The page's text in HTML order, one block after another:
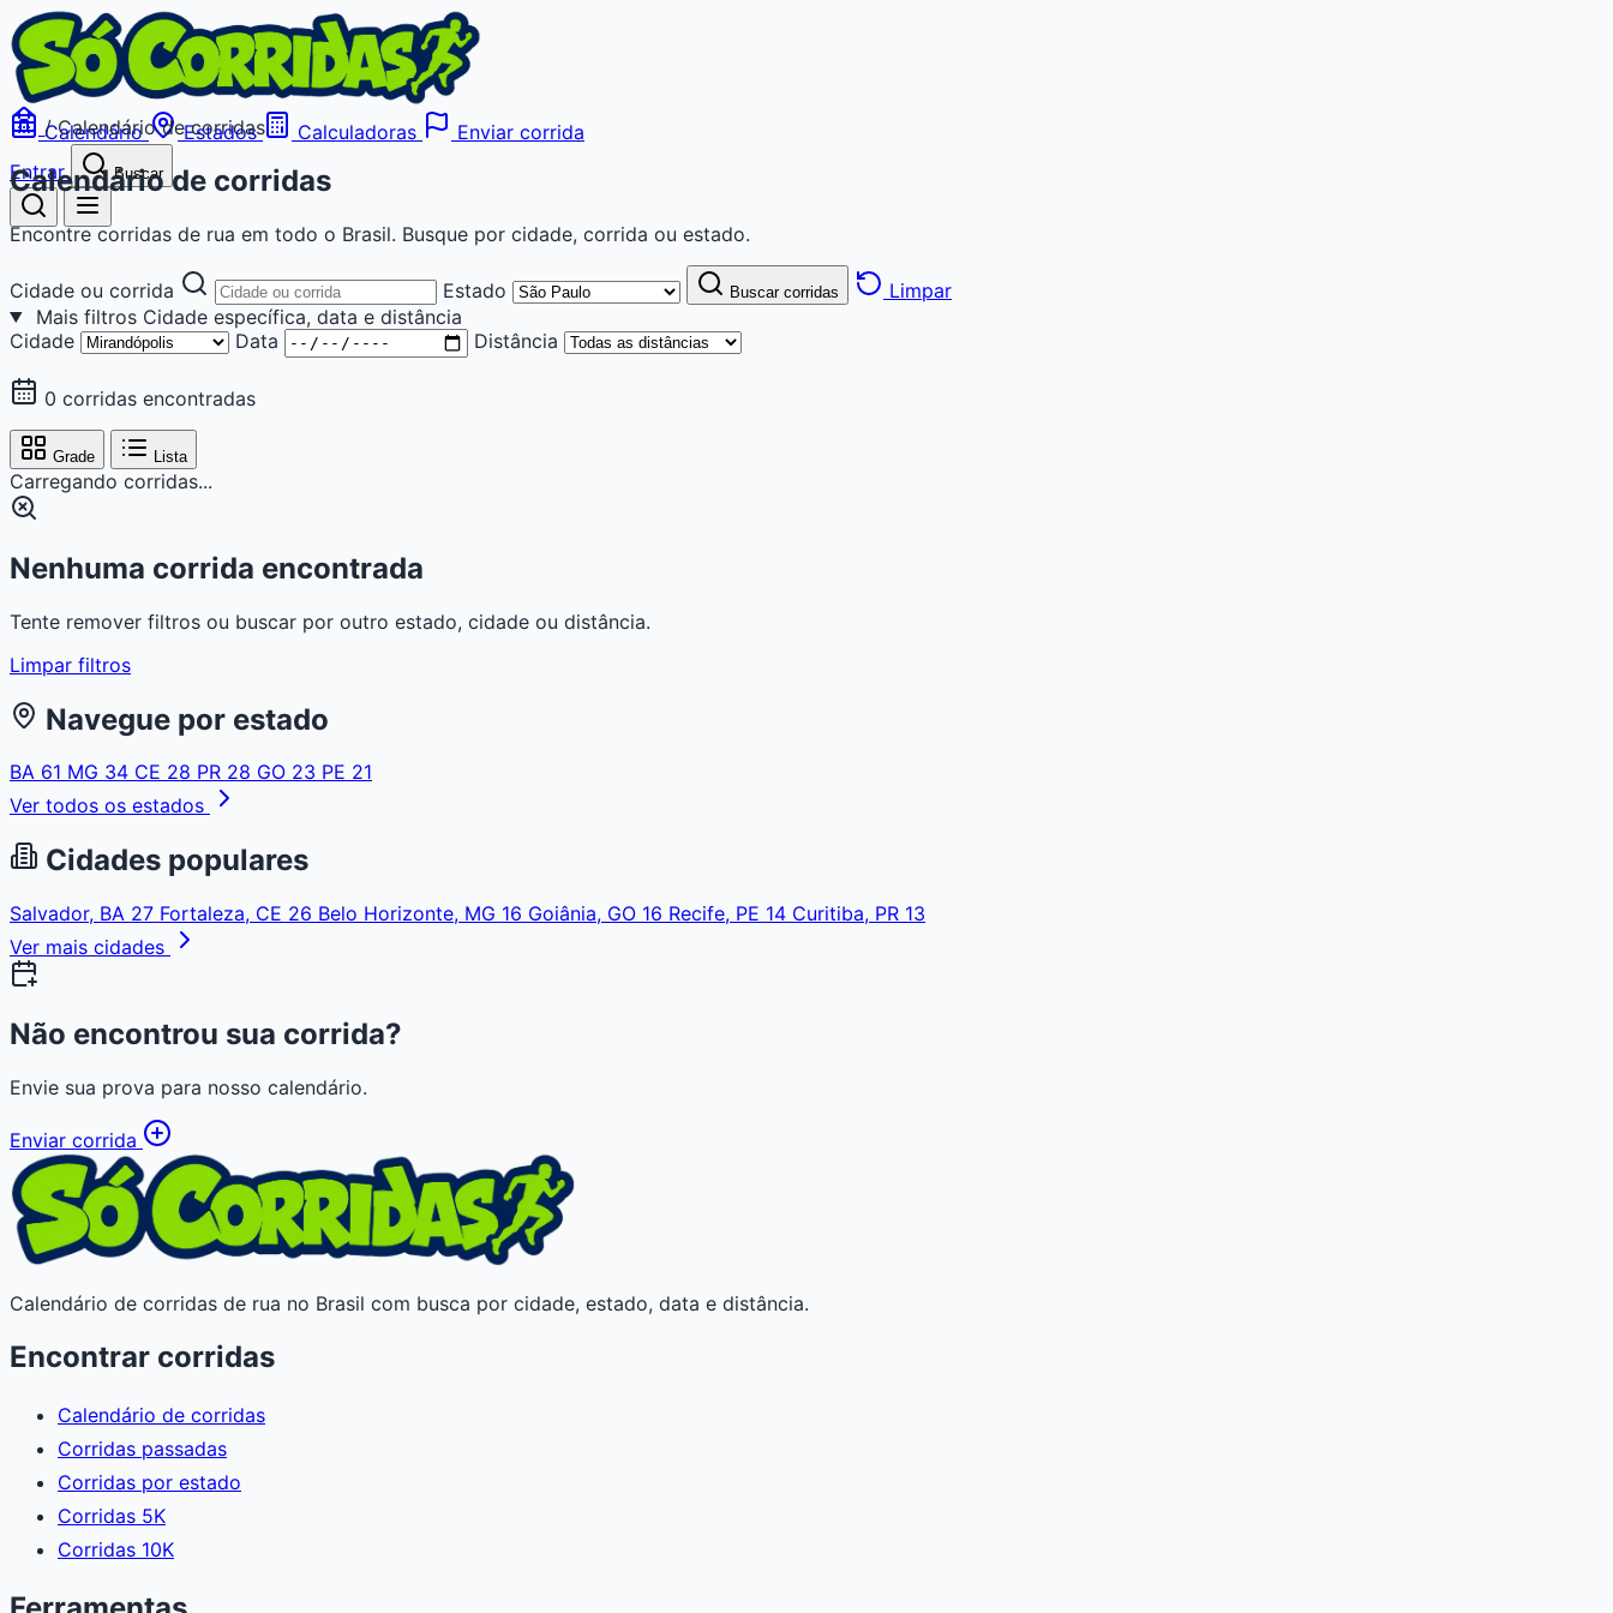
Calendário Estados Calculadoras
Enviar corrida
Entrar
Buscar
/ Calendário de corridas
Calendário de corridas
Encontre corridas de rua em todo o Brasil. Busque por cidade, corrida ou estado.
Cidade ou corrida Estado Buscar corridas
Limpar
Mais filtros Cidade específica, data e distância
Cidade
Data Distância
0 corridas encontradas
Grade Lista
Carregando corridas...
Nenhuma corrida encontrada
Tente remover filtros ou buscar por outro estado, cidade ou distância.
Limpar filtros
Navegue por estado
BA 61 MG 34 CE 28 PR 28 GO 23 PE 21
Ver todos os estados
Cidades populares
Salvador, BA 27 Fortaleza, CE 26 Belo Horizonte, MG 16 Goiânia, GO 16 Recife, PE 14 Curitiba, PR 13
Ver mais cidades
Não encontrou sua corrida?
Envie sua prova para nosso calendário.
Enviar corrida
Calendário de corridas de rua no Brasil com busca por cidade, estado, data e distância.
Encontrar corridas
Calendário de corridas
Corridas passadas
Corridas por estado
Corridas 5K
Corridas 10K